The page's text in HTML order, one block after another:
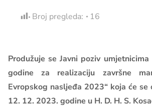
Broj pregleda: 16
Produžuje se Javni poziv
godine za realizaciju završne
Evropskog nasljeđa 2023“ koja će
12. 12. 2023. godine u H. D. H. S.